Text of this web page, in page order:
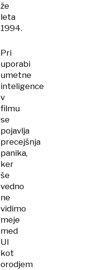
že
leta
1994.
Pri
uporabi
umetne
inteligence
v
filmu
se
pojavlja
precejšnja
panika,
ker
še
vedno
ne
vidimo
meje
med
UI
kot
orodjem